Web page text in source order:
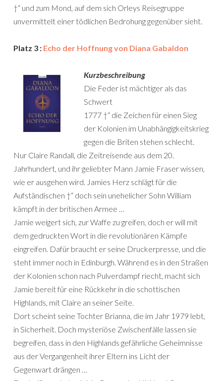
†“ und zum Mond, auf dem sich Orleys Reisegruppe
unvermittelt einer tödlichen Bedrohung gegenüber sieht.
Platz 3 : Echo der Hoffnung von Diana Gabaldon
Kurzbeschreibung
Die Feder ist mächtiger als das
Schwert
1777 †“ die Zeichen für einen Sieg
der Kolonien im Unabhängigkeitskrieg
gegen die Briten stehen schlecht.
Nur Claire Randall, die Zeitreisende aus dem 20.
Jahrhundert, und ihr geliebter Mann Jamie Fraser wissen,
wie er ausgehen wird. Jamies Herz schlägt für die
Aufständischen †“ doch sein unehelicher Sohn William
kämpft in der britischen Armee …
Jamie weigert sich, zur Waffe zu greifen, doch er will mit
dem gedruckten Wort in die revolutionären Kämpfe
eingreifen. Dafür braucht er seine Druckerpresse, und die
steht immer noch in Edinburgh. Während es in den Straßen
der Kolonien schon nach Pulverdampf riecht, macht sich
Jamie bereit für eine Rückkehr in die schottischen
Highlands, mit Claire an seiner Seite.
Dort scheint seine Tochter Brianna, die im Jahr 1979 lebt,
in Sicherheit. Doch mysteriöse Zwischenfälle lassen sie
begreifen, dass in den Highlands gefährliche Geheimnisse
aus der Vergangenheit ihrer Eltern ins Licht der
Gegenwart drängen …